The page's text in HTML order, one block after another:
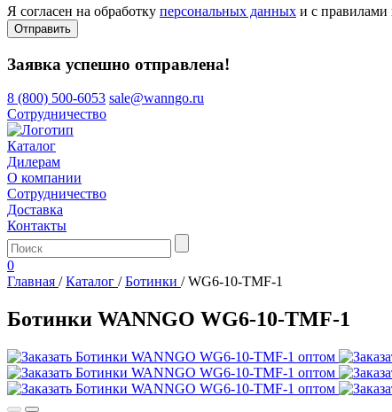
Я согласен на обработку персональных данных и с правилами
Отправить
Заявка успешно отправлена!
8 (800) 500-6053 sale@wanngo.ru
Сотрудничество
Каталог
Дилерам
О компании
Сотрудничество
Доставка
Контакты
0
Главная / Каталог / Ботинки / WG6-10-TMF-1
Ботинки WANNGO WG6‑10‑TMF‑1